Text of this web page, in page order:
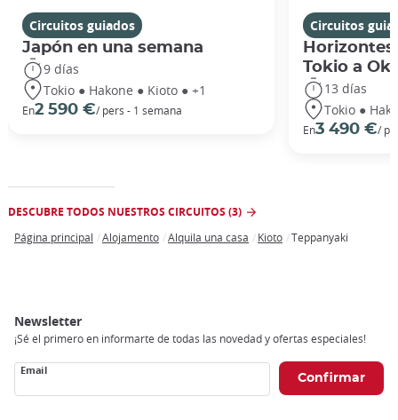
Circuitos guiados
Japón en una semana
9 días
Tokio ● Hakone ● Kioto ● +1
En2 590 €/ pers - 1 semana
Circuitos
Tokio a
13 días
Tokio ●
En3 490 €/
DESCUBRE TODOS NUESTROS CIRCUITOS (3)
Página principal Alojamento Alquila una casa Kioto Teppanyaki
Newsletter
¡Sé el primero en informarte de todas las novedad y ofertas especiales!
Email